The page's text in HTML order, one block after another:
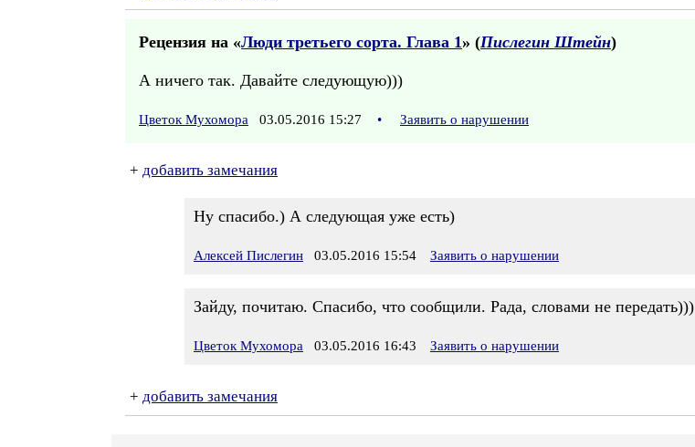
Рецензия на «Люди третьего сорта. Глава 1» (Пислегин Штейн)
А ничего так. Давайте следующую)))
Цветок Мухомора 03.05.2016 15:27 • Заявить о нарушении
+ добавить замечания
Ну спасибо.) А следующая уже есть)
Алексей Пислегин 03.05.2016 15:54 Заявить о нарушении
Зайду, почитаю. Спасибо, что сообщили. Рада, словами не передать)))
Цветок Мухомора 03.05.2016 16:43 Заявить о нарушении
+ добавить замечания